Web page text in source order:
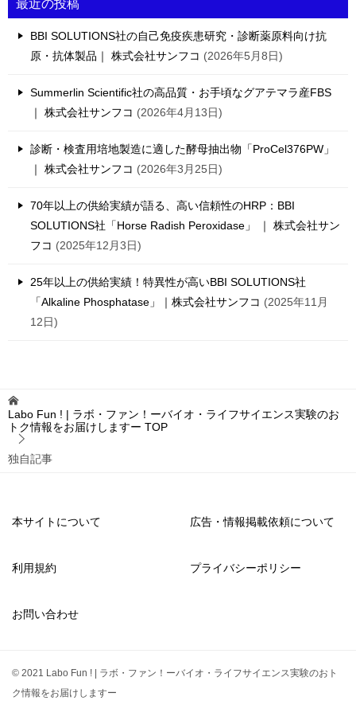
最近の投稿
BBI SOLUTIONS社の自己免疫疾患研究・診断薬原料向け抗
原・抗体製品｜ 株式会社サンフコ
2026年5月8日
Summerlin Scientific社の高品質・お手頃なグアテマラ産FBS
｜ 株式会社サンフコ
2026年4月13日
診断・検査用培地製造に適した酵母抽出物「ProCel376PW」
｜ 株式会社サンフコ
2026年3月25日
70年以上の供給実績が語る、高い信頼性のHRP：BBI
SOLUTIONS社「Horse Radish Peroxidase」 ｜ 株式会社サン
フコ
2025年12月3日
25年以上の供給実績！特異性が高いBBI SOLUTIONS社
「Alkaline Phosphatase」｜株式会社サンフコ
2025年11月
12日
Labo Fun ! | ラボ・ファン！ーバイオ・ライフサイエンス実験のお
トク情報をお届けしますー TOP
独自記事
本サイトについて 広告・情報掲載依頼について
利用規約 プライバシーポリシー
お問い合わせ
© 2021 Labo Fun ! | ラボ・ファン！ーバイオ・ライフサイエンス実験のおト
ク情報をお届けしますー